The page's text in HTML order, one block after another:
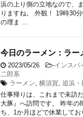
浜の上り側の立地なので、
りますね。 外観！ 19時30
の埋ま …
今日のラーメン：ラー
2023/05/26 -インスパ
二郎系
ラーメン, 横須賀, 追浜・
仕事帰りは、これまで未訪
大豚』へ訪問です。 昨年の
ち、1か月ほどで休業して